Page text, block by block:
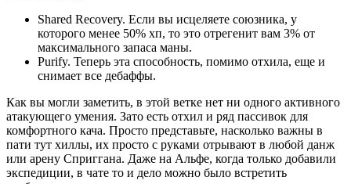
Shared Recovery. Если вы исцеляете союзника, у
которого менее 50% хп, то это отрегенит вам 3% от
максимального запаса маны.
Purify. Теперь эта способность, помимо отхила, еще и
снимает все дебаффы.
Как вы могли заметить, в этой ветке нет ни одного активного
атакующего умения. Зато есть отхил и ряд пассивок для
комфортного кача. Просто представьте, насколько важны в
пати тут хиллы, их просто с руками отрывают в любой данж
или арену Сприггана. Даже на Альфе, когда только добавили
экспедиции, в чате то и дело можно было встретить